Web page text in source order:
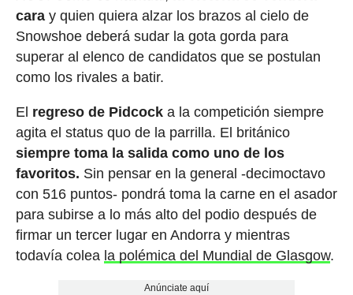
caray quien quiera alzar los brazos al cielo de
Snowshoe deberá sudar la gota gorda para
superar al elenco de candidatos que se postulan
como los rivales a batir.
El regreso de Pidcocka la competición siempre
agita el status quo de la parrilla. El británico
siempre toma la salida como uno de los
favoritos. Sin pensar en la general -decimoctavo
con 516 puntos- pondrá toma la carne en el asador
para subirse a lo más alto del podio después de
firmar un tercer lugar en Andorra y mientras
todavía colea la polémica del Mundial de Glasgow.
Anúnciate aquí